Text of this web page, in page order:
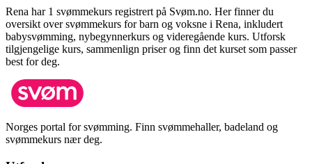
Rena har 1 svømmekurs registrert på Svøm.no. Her finner du
oversikt over svømmekurs for barn og voksne i Rena, inkludert
babysvømming, nybegynnerkurs og videregående kurs. Utforsk
tilgjengelige kurs, sammenlign priser og finn det kurset som passer
best for deg.
Norges portal for svømming. Finn svømmehaller, badeland og
svømmekurs nær deg.